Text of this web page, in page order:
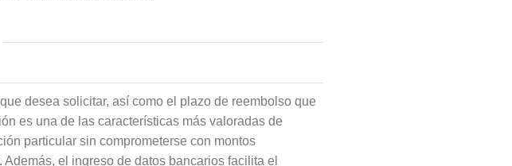
desea solicitar, así como el plazo de reembolso que
es una de las características más valoradas de
particular sin comprometerse con montos
el ingreso de datos bancarios facilita el